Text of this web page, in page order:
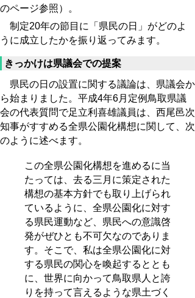
のページ参照）。
制定20年の節目に「県民の日」がどのよ
うに成立したかを振り返ってみます。
きっかけは県議会での提案
県民の日の設置に関する議論は、県議会か
ら始まりました。平成4年6月定例鳥取県議
会の代表質問で足立利喜雄議員は、西尾邑次
知事がすすめる全県公園化構想に関して、次
のように述べます。
この全県公園化構想を進めるに当
たっては、去る三月に策定された
構想の基本方針でも取り上げられ
ているように、全県公園化に対す
る県民運動など、県民への意識啓
発がぜひとも不可欠なのでありま
す。そこで、私は全県公園化に対
する県民の関心を喚起するととも
に、世界に向かって鳥取県人と誇
りを持って言えるような県土づく